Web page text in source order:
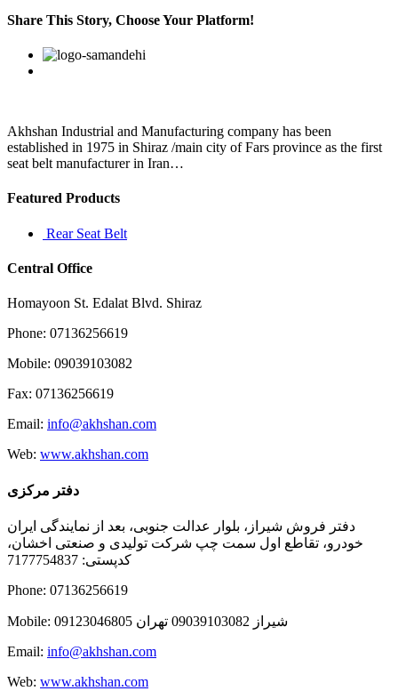
Blair
plek
en
zee
te
om
Share This Story, Choose Your Platform!
Facebook
Twitter
Linkedin
Reddit
Google+
Pinterest
Akhshan Industrial and Manufacturing company has been
established in 1975 in Shiraz /main city of Fars province as the first
seat belt manufacturer in Iran…
Featured Products
Rear Seat Belt
Central Office
Homayoon St. Edalat Blvd. Shiraz
Phone: 07136256619
Mobile: 09039103082
Fax: 07136256619
Email: info@akhshan.com
Web: www.akhshan.com
دفتر مرکزی
دفتر فروش شیراز، بلوار عدالت جنوبی، بعد از نمایندگی ایران
خودرو، تقاطع اول سمت چپ شرکت تولیدی و صنعتی اخشان،
کدپستی: 7177754837
Phone: 07136256619
Mobile: شيراز 09039103082 تهران 09123046805
Email: info@akhshan.com
Web: www.akhshan.com